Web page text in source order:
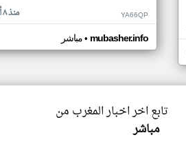
منذ ٨ أيام YA66QP
مباشر• mubasher.info
تابع اخر اخبار المغرب من
مباشر